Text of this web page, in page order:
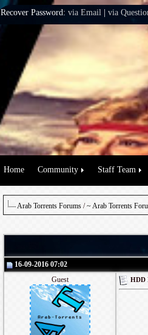
Recover Password: via Email via
Home Community Staff Team
Arab Torrents Forums /~ Arab Torrents
16-09-2016 07:02
Guest